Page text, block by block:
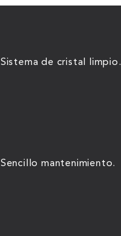
Sistema de cristal limpio.
Sencillo mantenimiento.